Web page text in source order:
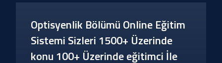
Optisyenlik Bölümü Online Eğitim
Sistemi Sizleri 1500+ Üzerinde
konu 100+ Üzerinde eğitimci İle